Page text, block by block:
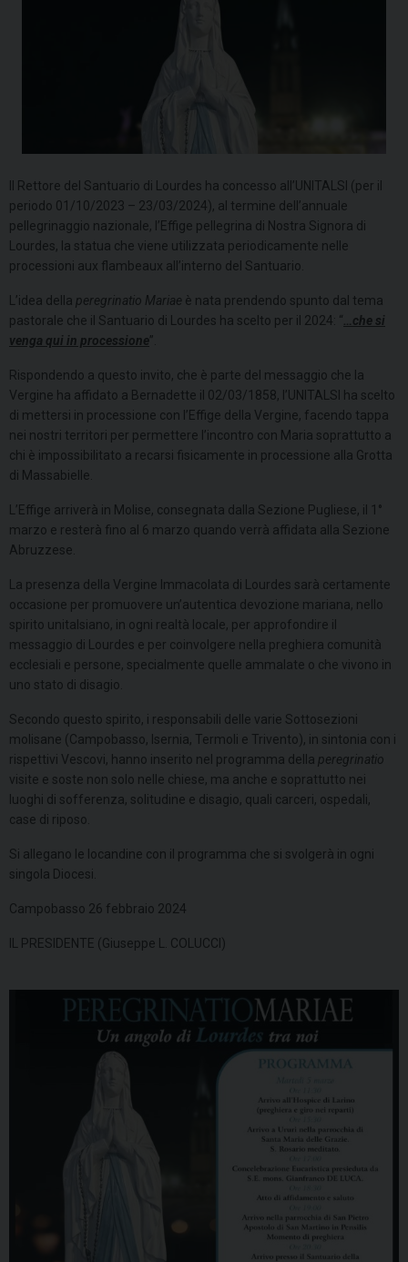
Il Rettore del Santuario di Lourdes ha concesso all’UNITALSI (per il
periodo 01/10/2023 – 23/03/2024), al termine dell’annuale
pellegrinaggio nazionale, l’Effige pellegrina di Nostra Signora di
Lourdes, la statua che viene utilizzata periodicamente nelle
processioni aux flambeaux all’interno del Santuario.
L’idea della peregrinatio Mariae è nata prendendo spunto dal tema
pastorale che il Santuario di Lourdes ha scelto per il 2024: “…che si
venga qui in processione”.
Rispondendo a questo invito, che è parte del messaggio che la
Vergine ha affidato a Bernadette il 02/03/1858, l’UNITALSI ha scelto
di mettersi in processione con l’Effige della Vergine, facendo tappa
nei nostri territori per permettere l’incontro con Maria soprattutto a
chi è impossibilitato a recarsi fisicamente in processione alla Grotta
di Massabielle.
L’Effige arriverà in Molise, consegnata dalla Sezione Pugliese, il 1°
marzo e resterà fino al 6 marzo quando verrà affidata alla Sezione
Abruzzese.
La presenza della Vergine Immacolata di Lourdes sarà certamente
occasione per promuovere un’autentica devozione mariana, nello
spirito unitalsiano, in ogni realtà locale, per approfondire il
messaggio di Lourdes e per coinvolgere nella preghiera comunità
ecclesiali e persone, specialmente quelle ammalate o che vivono in
uno stato di disagio.
Secondo questo spirito, i responsabili delle varie Sottosezioni
molisane (Campobasso, Isernia, Termoli e Trivento), in sintonia con i
rispettivi Vescovi, hanno inserito nel programma della peregrinatio
visite e soste non solo nelle chiese, ma anche e soprattutto nei
luoghi di sofferenza, solitudine e disagio, quali carceri, ospedali,
case di riposo.
Si allegano le locandine con il programma che si svolgerà in ogni
singola Diocesi.
Campobasso 26 febbraio 2024
IL PRESIDENTE (Giuseppe L. COLUCCI)